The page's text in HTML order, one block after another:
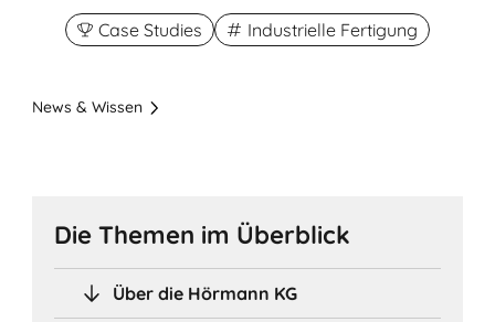
Case Studies Industrielle Fertigung
News & Wissen
Die Themen im Überblick
Über die Hörmann KG